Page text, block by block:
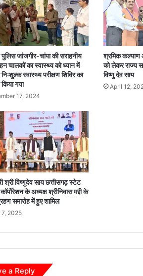
पुलिस जांजगीर-चांपा की सराहनीय
चालकों का स्वास्थ्य को ध्यान में
स्वास्थ्य परीक्षण शिविर का
गया
17, 2024
श्रमिक कल्याण
को लेकर राज्य
विष्णु देव साय
April 12,
श्री विष्णुदेव साय छत्तीसगढ़ स्टेट
के अध्यक्ष श्रीनिवास मद्दी के
समारोह में हुए शामिल
2025
a Reply